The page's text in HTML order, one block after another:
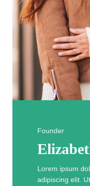
Founder
Lorem ipsum
adipiscing elit.